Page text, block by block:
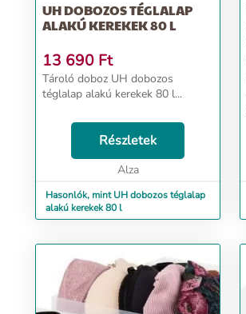
UH DOBOZOS TÉGLALAP
ALAKÚ KEREKEK 80 L
13 690 Ft
Tároló doboz UH dobozos
téglalap alakú kerekek 80 l...
Részletek
Alza
Hasonlók, mint UH dobozos téglalap
alakú kerekek 80 l